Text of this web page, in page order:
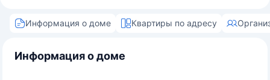
Информация о доме Квартиры по адресу
Информация о доме